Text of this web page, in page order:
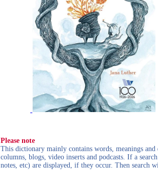
Please note
This dictionary mainly contains words, meanings
columns, blogs, video inserts and podcasts. If a
notes, etc) are displayed, if they occur. Then search